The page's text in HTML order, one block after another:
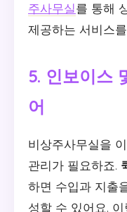
주사무실를 통해
제공하는 서비스
5. 인보이스
어
비상주사무실을
관리가 필요하죠.
하면 수입과 지출
성할 수 있어요.